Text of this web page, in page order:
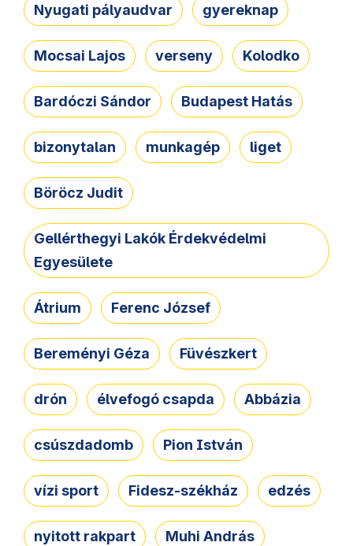
Nyugati pályaudvar gyereknap
Mocsai Lajos verseny Kolodko
Bardóczi Sándor Budapest Hatás
bizonytalan munkagép liget
Böröcz Judit
Gellérthegyi Lakók Érdekvédelmi
Egyesülete
Átrium Ferenc József
Bereményi Géza Füvészkert
drón élvefogó csapda Abbázia
csúszdadomb Pion István
vízi sport Fidesz-székház edzés
nyitott rakpart Muhi András